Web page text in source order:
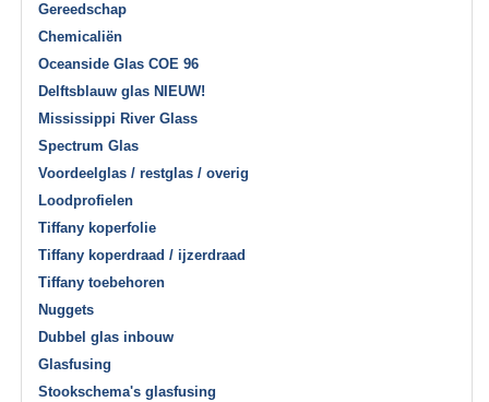
Gereedschap
Chemicaliën
Oceanside Glas COE 96
Delftsblauw glas NIEUW!
Mississippi River Glass
Spectrum Glas
Voordeelglas / restglas / overig
Loodprofielen
Tiffany koperfolie
Tiffany koperdraad / ijzerdraad
Tiffany toebehoren
Nuggets
Dubbel glas inbouw
Glasfusing
Stookschema's glasfusing